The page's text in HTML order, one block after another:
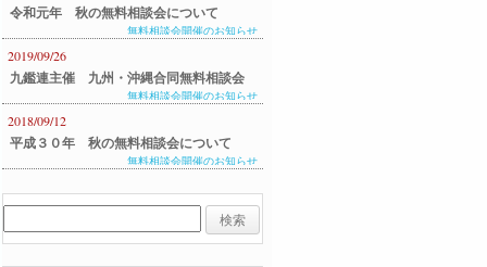
令和元年 秋の無料相談会について
無料相談会開催のお知らせ
2019/09/26
九鑑連主催 九州・沖縄合同無料相談会
のご案内
無料相談会開催のお知らせ
2018/09/12
平成３０年 秋の無料相談会について
無料相談会開催のお知らせ